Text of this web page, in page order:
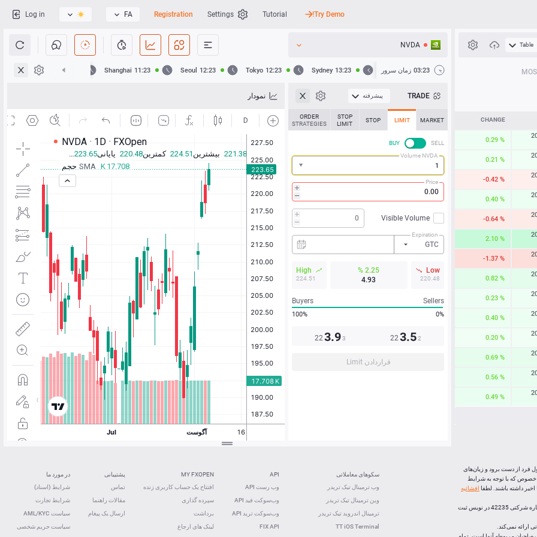
Try Demo!
Tutorial
Settings
Registration
FA
Log in
Table
CHANGE
0.29 %
0.21 %
-0.42 %
0.40 %
-0.64 %
2.10 %
-1.37 %
0.82 %
0.23 %
0.40 %
0.20 %
0.69 %
0.56 %
0.49 %
0.11 %
NVDA
03:23 زمان سرور 13:23
Sydney
12:23
Tokyo
12:23
Seoul
11:23
Shanghai
11:23
Hong Kong
TRADE پیشرفته
MARKET
LIMIT
STOP
STOP
LIMIT
ORDER
STRATEGIES
SELL
BUY
Volume NVDA
Price
Visible Volume
Expiration
GTC
Low
220.48
2.25 %
4.93
224.51
Sellers
Buyers
0%
100%
223.52
223.93
قراردادن Limit
نمودار
سکوهای معاملاتی
وب ترمینال تیک تریدر
وین ترمینال تیک تریدر
ترمینال اندروید تیک تریدر
TT iOS Terminal
API
وب رست API
وب‌سوکت فید ‌API
وب‌سوکت ترید ‌API
FIX API
MY FXOPEN
افتتاح یک حساب کاربری زنده
سپرده گذاری
برداشت
لینک های ارجاع
پشتیبانی
تماس
مقالات راهنما
ارسال یک پیغام
در مورد ما
شرایط (اسناد)
شرایط تجارت
سیاست AML/KYC
سیاست حریم شخصی
فرد از دست برود و زیان‌های
خصوص که با توجه به شرایط
داشته باشند. لطفا افشائیه
، (شرکت بازارهای اف ایکس اپن) با رعايت تشريفات قانونی و ذیل شماره شرکتی 42235 در نویس ثبت
ارائه نمی‌کند.